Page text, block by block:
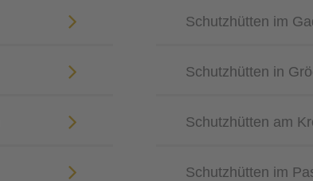
Schutzhütten im
Schutzhütten in
Schutzhütten am
Schutzhütten im